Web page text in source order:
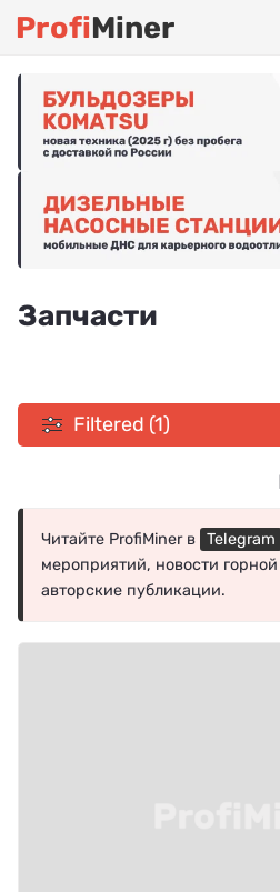
ProfiMiner
Запчасти
Filtered (1)
Читайте ProfiMiner в Telegram
мероприятий, новости
авторские публикации.